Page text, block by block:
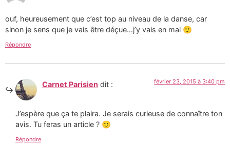
ouf, heureusement que c’est top au niveau de la danse, car
sinon je sens que je vais être déçue…j’y vais en mai 🙂
Répondre
Carnet Parisien dit : février 23, 2015 à 3:40 pm
J’espère que ça te plaira. Je serais curieuse de connaître ton
avis. Tu feras un article ? 🙂
Répondre